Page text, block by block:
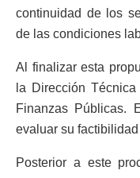
continuidad de los
de las condiciones
Al finalizar esta
la Dirección
Finanzas Públicas.
evaluar su
Posterior a este